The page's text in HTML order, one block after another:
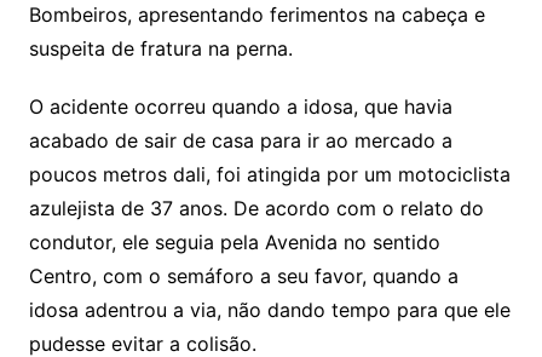
Bombeiros, apresentando ferimentos na cabeça e
suspeita de fratura na perna.
O acidente ocorreu quando a idosa, que havia
acabado de sair de casa para ir ao mercado a
poucos metros dali, foi atingida por um motociclista
azulejista de 37 anos. De acordo com o relato do
condutor, ele seguia pela Avenida no sentido
Centro, com o semáforo a seu favor, quando a
idosa adentrou a via, não dando tempo para que ele
pudesse evitar a colisão.